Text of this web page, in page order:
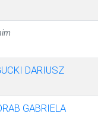
DARIUSZ
GABRIELA